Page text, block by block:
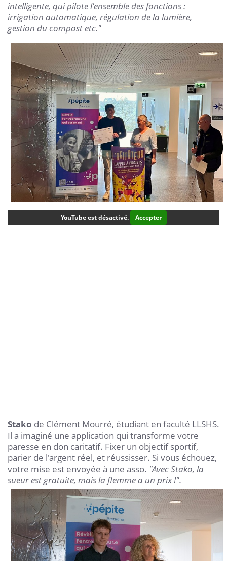
intelligente, qui pilote l'ensemble des fonctions :
irrigation automatique, régulation de la lumière,
gestion du compost etc."
YouTube est désactivé. Accepter
Stako de Clément Mourré, étudiant en faculté LLSHS.
Il a imaginé une application qui transforme votre
paresse en don caritatif. Fixer un objectif sportif,
parier de l'argent réel, et réussisser. Si vous échouez,
votre mise est envoyée à une asso. "Avec Stako, la
sueur est gratuite, mais la flemme a un prix !".